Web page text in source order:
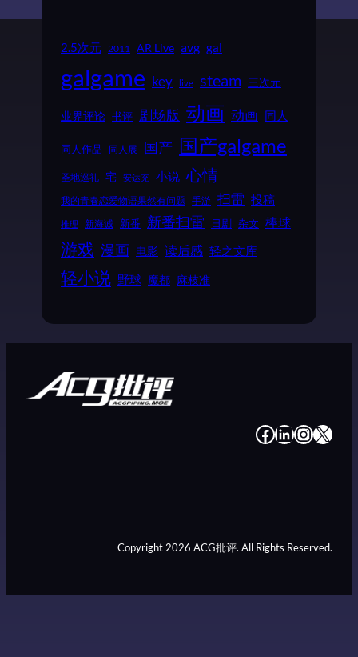
2.5次元 2011 AR Live avg gal
galgame key live steam 三次元
业界评论 书评 剧场版 动画 动画 同人
同人作品 同人展 国产 国产galgame
圣地巡礼 宅 安达充 小说 心情
我的青春恋爱物语果然有问题 手游 扫雷 投稿
推理 新海诚 新番 新番扫雷 日剧 杂文 棒球
游戏 漫画 电影 读后感 轻之文库
轻小说 野球 魔都 麻枝准
# # # #
Copyright 2026 ACG批评. All Rights Reserved.